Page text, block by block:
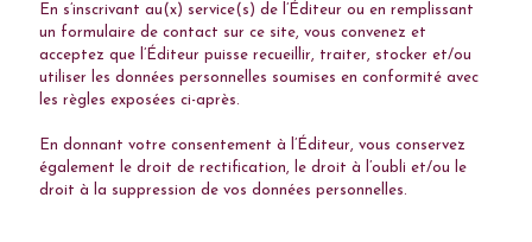
En s’inscrivant au(x) service(s) de l’Éditeur ou en remplissant
un formulaire de contact sur ce site, vous convenez et
acceptez que l’Éditeur puisse recueillir, traiter, stocker et/ou
utiliser les données personnelles soumises en conformité avec
les règles exposées ci-après.
En donnant votre consentement à l’Éditeur, vous conservez
également le droit de rectification, le droit à l’oubli et/ou le
droit à la suppression de vos données personnelles.